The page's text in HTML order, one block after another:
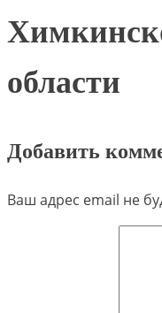
области
Добавить
Ваш адрес email не